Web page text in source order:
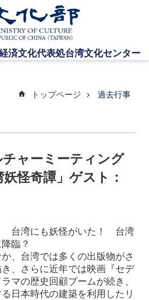
にジャンプします
トップページ 過去行事
チャーミーティング
怪奇譚」ゲスト：
台湾にも妖怪がいた！ 台湾
臨？
、台湾では多くの出版物がさ
、さらに近年では映画『セデ
マの歴史回顧ブームが続き、
日本時代の建築を利用したリ